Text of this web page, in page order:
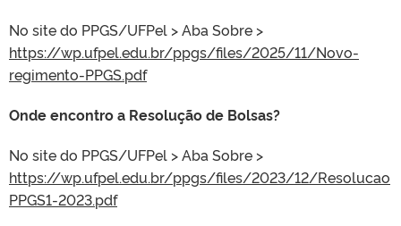
No site do PPGS/UFPel > Aba Sobre >
https://wp.ufpel.edu.br/ppgs/files/2025/11/Novo-
regimento-PPGS.pdf
Onde encontro a Resolução de Bolsas?
No site do PPGS/UFPel > Aba Sobre >
https://wp.ufpel.edu.br/ppgs/files/2023/12/Resolucao
PPGS1-2023.pdf